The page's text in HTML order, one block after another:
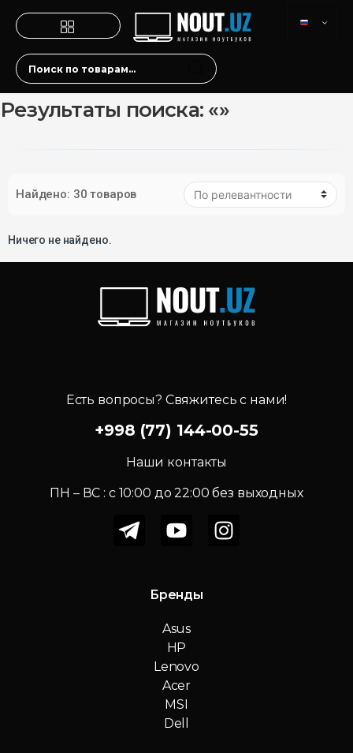
Результаты поиска: «»
Найдено: 30 товаров
Ничего не найдено.
Есть вопросы? Свяжитесь с нами!
+998 (77) 144-00-55
Наши контакты
ПН – ВС : c 10:00 до 22:00 без выходных
Бренды
Asus
HP
Lenovo
Acer
MSI
Dell